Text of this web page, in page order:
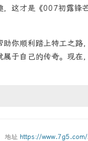
，这才是《007初露锋
助你顺利踏上特工之路
属于自己的传奇。现在
地址 https://